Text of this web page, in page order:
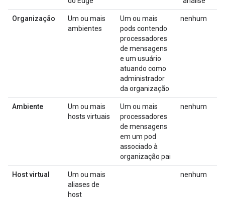
Organização
Um ou mais
ambientes
Um ou mais
pods contendo
processadores
de mensagens
e um usuário
atuando como
administrador
da organização
nenhum
Ambiente
Um ou mais
hosts virtuais
Um ou mais
processadores
de mensagens
em um pod
associado à
organização pai
nenhum
Host virtual
Um ou mais
aliases de
host
nenhum